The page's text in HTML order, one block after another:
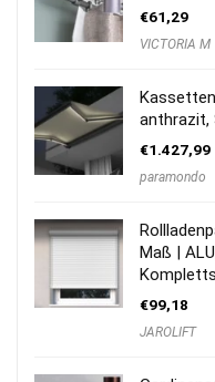
€61,29
VICTORIA M
anthrazit,
€1.427,99
paramondo
Maß |
€99,18
JAROLIFT